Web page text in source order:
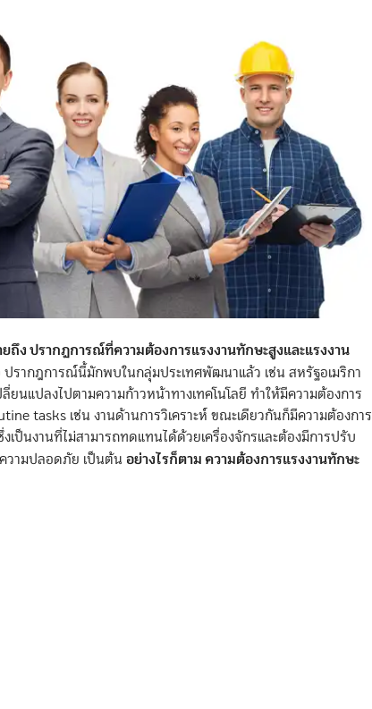
ง ปรากฏการณ์ที่ความต้องการแรงงานทักษะสูงและแรงงาน
ปรากฎการณ์นี้มักพบในกลุ่มประเทศพัฒนาแล้ว เช่น สหรัฐอเมริกา
นแปลงไปตามความก้าวหน้าทางเทคโนโลยี ทำให้มีความต้องการ
tasks เช่น งานด้านการวิเคราะห์ ขณะเดียวกันก็มีความต้องการ
ป็นงานที่ไม่สามารถทดแทนได้ด้วยเครื่องจักรและต้องมีการปรับ
วามปลอดภัย เป็นต้น อย่างไรก็ตาม ความต้องการแรงงานทักษะ